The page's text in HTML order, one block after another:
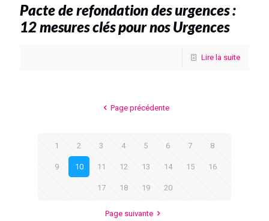
Pacte de refondation des urgences :
12 mesures clés pour nos Urgences
Lire la suite
Page précédente
1 2 3 4 5 6 7 8
9 10 11 12 13 14 15 16
17 18 19 20
Page suivante